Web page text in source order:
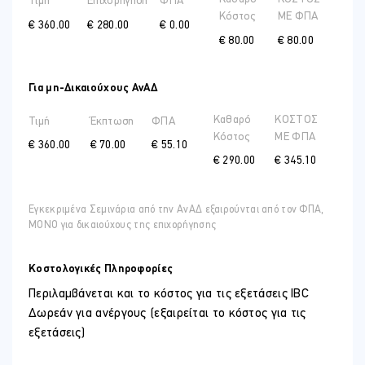
Περισσότερες ευκαιρίες πιστοποίησης:
Με την ολοκλήρωση του μαθήματος, θα έχετε την επιλογή να λάβετε
μέρος στις εξετάσεις Barista Skills SCA, καθώς και στην Εξέταση
€ 360.00
€ 280.00
€ 0.00
Κόστος
€ 80.00
ME ΦΠΑ
€ 80.00
Για μη-Δικαιούχους ΑνΑΔ
Τιμή
€ 360.00
Έκπτωση
€ 70.00
ΦΠΑ
€ 55.10
Καθαρό
Κόστος
€ 290.00
ΚΟΣΤΟΣ
ME ΦΠΑ
€ 345.10
Εγκεκριμένα Σεμινάρια από την ΑνΑΔ εξαιρούνται από τον ΦΠΑ,
ΜΟΝΟ για δικαιούχους της επιχορήγησης
Κοστολογικές Πληροφορίες
Περιλαμβάνεται και το κόστος για τις εξετάσεις IBC
Δωρεάν για ανέργους (εξαιρείται το κόστος για τις
εξετάσεις)